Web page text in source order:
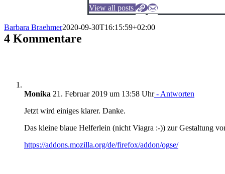
View all posts
Barbara Braehmer2020-09-30T16:15:59+02:00
4 Kommentare
Monika 21. Februar 2019 um 13:58 Uhr- Antworten
Jetzt wird einiges klarer. Danke.
Das kleine blaue Helferlein (nicht Viagra :-)) zur Gestaltung
https://addons.mozilla.org/de/firefox/addon/ogse/